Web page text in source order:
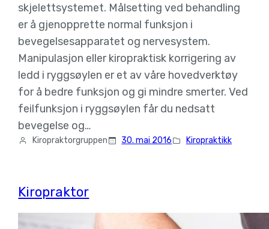
skjelettsystemet. Målsetting ved behandling
er å gjenopprette normal funksjon i
bevegelsesapparatet og nervesystem.
Manipulasjon eller kiropraktisk korrigering av
ledd i ryggsøylen er et av våre hovedverktøy
for å bedre funksjon og gi mindre smerter. Ved
feilfunksjon i ryggsøylen får du nedsatt
bevegelse og…
Kiropraktorgruppen 30. mai 2016 Kiropraktikk
Kiropraktor